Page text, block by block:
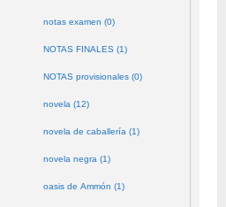
notas examen (0)
NOTAS FINALES (1)
NOTAS provisionales (0)
novela (12)
novela de caballería (1)
novela negra (1)
oasis de Ammón (1)